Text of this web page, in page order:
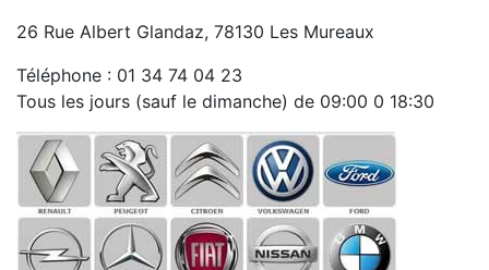
26 Rue Albert Glandaz, 78130 Les Mureaux
Téléphone : 01 34 74 04 23
Tous les jours (sauf le dimanche) de 09:00 0 18:30